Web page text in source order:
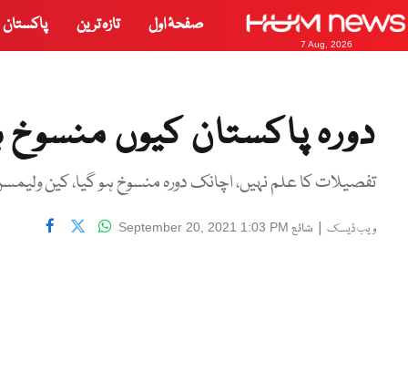
7 Aug, 2026
صفحۂ اول تازہ ترین پاکستان
دورہ پاکستان کیوں
تفصیلات کا علم نہیں، اچانک دورہ منسوخ ہو گیا، کین
ویب ڈیسک | شائع September 20, 2021 1:03 PM